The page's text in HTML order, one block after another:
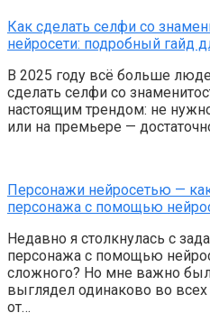
Как сделать селфи со
нейросети: подробный гайд
В 2025 году всё больше
сделать селфи со
настоящим трендом: не
или на премьере —
Персонажи нейросетью —
персонажа с помощью
Недавно я столкнулась с
персонажа с помощью
сложного? Но мне важно
выглядел одинаково во
от…